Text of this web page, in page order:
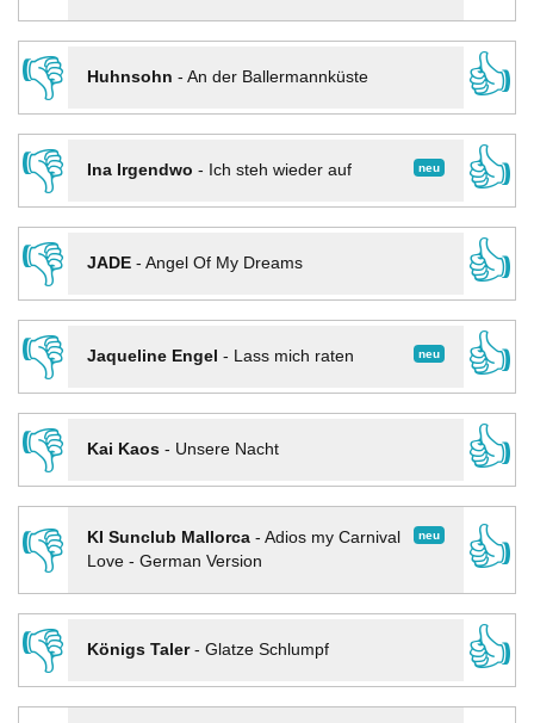
👎
Huhnsohn - An der Ballermannküste
👍
👎
neu
Ina Irgendwo - Ich steh wieder auf
👍
👎
JADE- Angel Of My Dreams
👍
👎
neu
Jaqueline Engel - Lass mich raten
👍
👎
Kai Kaos- Unsere Nacht
👍
👎
neu
KI Sunclub Mallorca- Adios my Carnival
Love - German Version
👍
👎
Königs Taler- Glatze Schlumpf
👍